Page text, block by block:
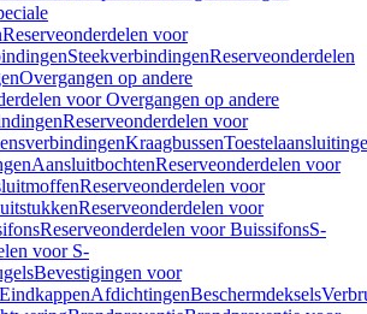
Reserveonderdelen voor
SteekverbindingenReserveonderdelen
Overgangen op andere
voor Overgangen op andere
Reserveonderdelen voor
Kraagbussen
AansluitbochtenReserveonderdelen voor
Reserveonderdelen voor
Reserveonderdelen voor
Reserveonderdelen voor BuissifonsS-
voor S-
Bevestigingen voor
EindkappenAfdichtingenBeschermdeksels